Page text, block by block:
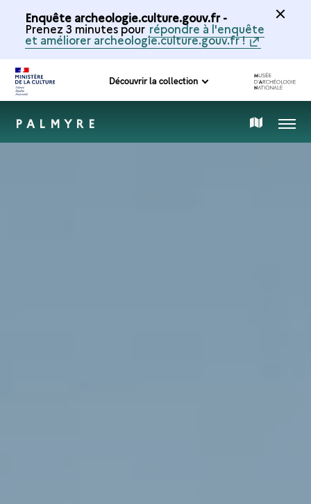
Enquête archeologie.culture.gouv.fr -
Prenez 3 minutes pour répondre à l'enquête
et améliorer archeologie.culture.gouv.fr !
Découvrir la collection
PALMYRE CARTE MENU